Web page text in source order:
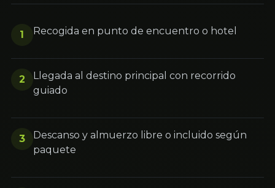
1 Recogida en punto de encuentro o hotel
2
Llegada al destino principal con recorrido
guiado
3
Descanso y almuerzo libre o incluido según
paquete